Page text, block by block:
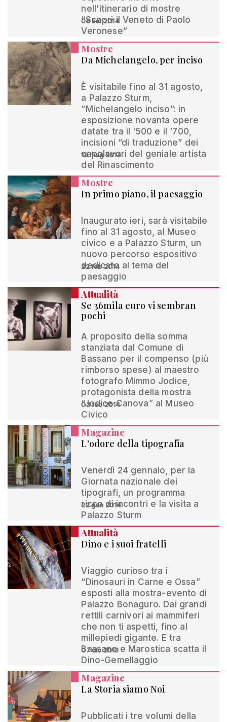
nell'itinerario di mostre
“Scopri il Veneto di Paolo
Veronese”
08 set 2014
Mostre
Da Michelangelo, per inciso
È visitabile fino al 31 agosto,
a Palazzo Sturm,
“Michelangelo inciso”: in
esposizione novanta opere
datate tra il ‘500 e il ‘700,
incisioni “di traduzione” dei
capolavori del geniale artista
del Rinascimento
18 mag 2014
Mostre
In primo piano, il paesaggio
Inaugurato ieri, sarà visitabile
fino al 31 agosto, al Museo
civico e a Palazzo Sturm, un
nuovo percorso espositivo
dedicato al tema del
paesaggio
22 feb 2014
Attualità
Se 36mila euro vi sembran
pochi
A proposito della somma
stanziata dal Comune di
Bassano per il compenso (più
rimborso spese) al maestro
fotografo Mimmo Jodice,
protagonista della mostra
“Jodice Canova” al Museo
Civico
03 feb 2014
Magazine
L'odore della tipografia
Venerdì 24 gennaio, per la
Giornata nazionale dei
tipografi, un programma
ricco di incontri e la visita a
Palazzo Sturm
22 gen 2014
Attualità
Dino e i suoi fratelli
Viaggio curioso tra i
“Dinosauri in Carne e Ossa”
esposti alla mostra-evento di
Palazzo Bonaguro. Dai grandi
rettili carnivori ai mammiferi
che non ti aspetti, fino al
millepiedi gigante. E tra
Bassano e Marostica scatta il
Dino-Gemellaggio
07 dic 2013
Magazine
La Storia siamo Noi
Pubblicati i tre volumi della